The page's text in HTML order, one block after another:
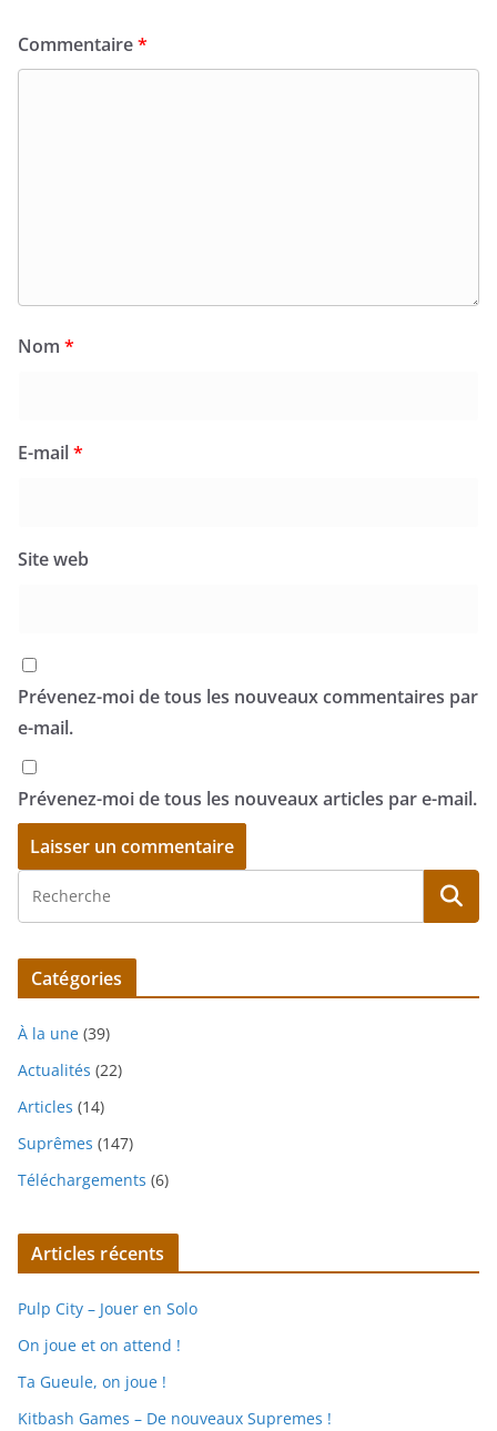
Commentaire*
Nom *
E-mail*
Site web
Prévenez-moi de tous les nouveaux commentaires par
e-mail.
Prévenez-moi de tous les nouveaux articles par e-mail.
Catégories
À la une (39)
Actualités (22)
Articles (14)
Suprêmes (147)
Téléchargements (6)
Articles récents
Pulp City – Jouer en Solo
On joue et on attend !
Ta Gueule, on joue !
Kitbash Games – De nouveaux Supremes !